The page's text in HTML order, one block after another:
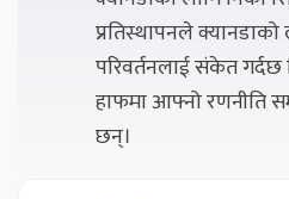
प्रतिस्थापनले
परिवर्तनलाई संकेत
हाफमा आफ्नो रणनीति
छन्।